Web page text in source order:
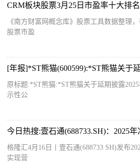
CRM板块股票3月25日市盈率十大排名
《南方财富网概念库》股票工具数据整理
股票市盈
原标题:*ST熊猫:*ST熊猫关于延期披露
示性公
今日热搜:壹石通(688733.SH)：2025
格隆汇4月16日丨壹石通(688733 SH)发布
实现营